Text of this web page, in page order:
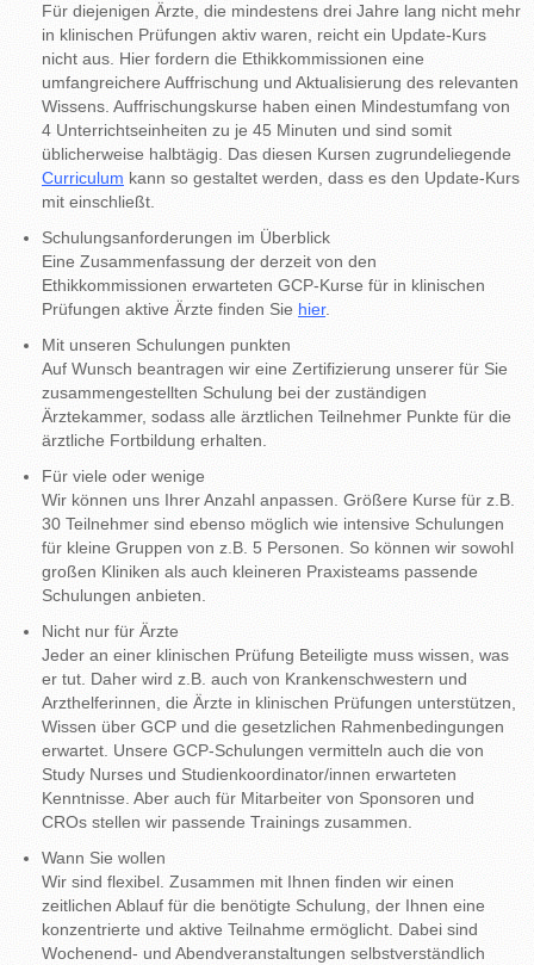
Für diejenigen Ärzte, die mindestens drei Jahre lang nicht mehr
in klinischen Prüfungen aktiv waren, reicht ein Update-Kurs
nicht aus. Hier fordern die Ethikkommissionen eine
umfangreichere Auffrischung und Aktualisierung des relevanten
Wissens. Auffrischungskurse haben einen Mindestumfang von
4 Unterrichtseinheiten zu je 45 Minuten und sind somit
üblicherweise halbtägig. Das diesen Kursen zugrundeliegende
Curriculum kann so gestaltet werden, dass es den Update-Kurs
mit einschließt.
Schulungsanforderungen im Überblick
Eine Zusammenfassung der derzeit von den
Ethikkommissionen erwarteten GCP-Kurse für in klinischen
Prüfungen aktive Ärzte finden Sie hier.
Mit unseren Schulungen punkten
Auf Wunsch beantragen wir eine Zertifizierung unserer für Sie
zusammengestellten Schulung bei der zuständigen
Ärztekammer, sodass alle ärztlichen Teilnehmer Punkte für die
ärztliche Fortbildung erhalten.
Für viele oder wenige
Wir können uns Ihrer Anzahl anpassen. Größere Kurse für z.B.
30 Teilnehmer sind ebenso möglich wie intensive Schulungen
für kleine Gruppen von z.B. 5 Personen. So können wir sowohl
großen Kliniken als auch kleineren Praxisteams passende
Schulungen anbieten.
Nicht nur für Ärzte
Jeder an einer klinischen Prüfung Beteiligte muss wissen, was
er tut. Daher wird z.B. auch von Krankenschwestern und
Arzthelferinnen, die Ärzte in klinischen Prüfungen unterstützen,
Wissen über GCP und die gesetzlichen Rahmenbedingungen
erwartet. Unsere GCP-Schulungen vermitteln auch die von
Study Nurses und Studienkoordinator/innen erwarteten
Kenntnisse. Aber auch für Mitarbeiter von Sponsoren und
CROs stellen wir passende Trainings zusammen.
Wann Sie wollen
Wir sind flexibel. Zusammen mit Ihnen finden wir einen
zeitlichen Ablauf für die benötigte Schulung, der Ihnen eine
konzentrierte und aktive Teilnahme ermöglicht. Dabei sind
Wochenend- und Abendveranstaltungen selbstverständlich